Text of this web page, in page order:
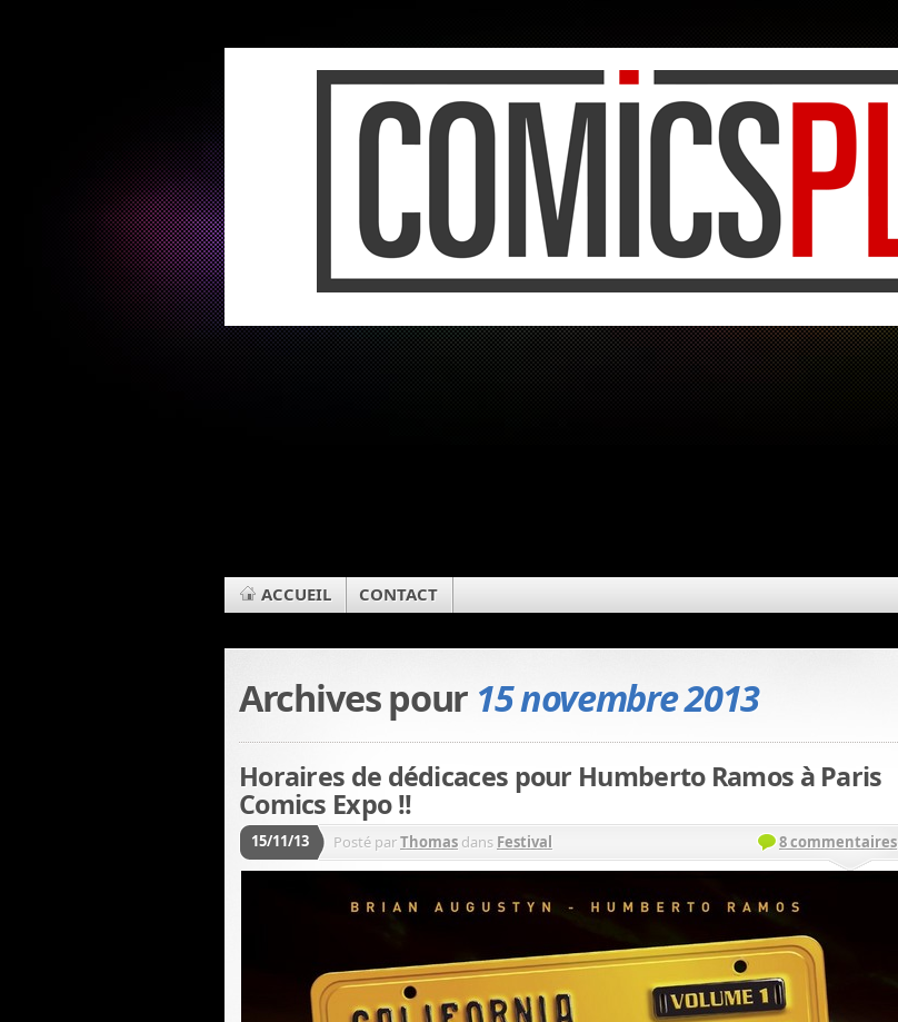
ACCUEIL CONTACT
Archives pour 15 novembre 2013
Horaires de dédicaces pour Humberto Ramos à Paris
Comics Expo !!
15/11/13 Posté parThomas dans Festival 8 commentaires